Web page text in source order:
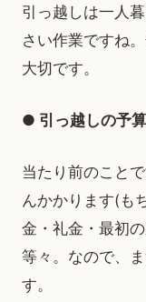
引っ越しは一人
さい作業ですね
大切です。
● 引っ越しの予
当たり前のこと
んかかります(も
金・礼金・最初
等々。なので、
す。